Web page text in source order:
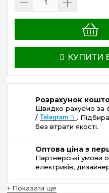
КУПИТИ
Розрахунок
Швидко рахуємо за
/ Telegram
.
без втрати якості.
Оптова ціна з
Партнерські умови
електриків,
+ Показати ще